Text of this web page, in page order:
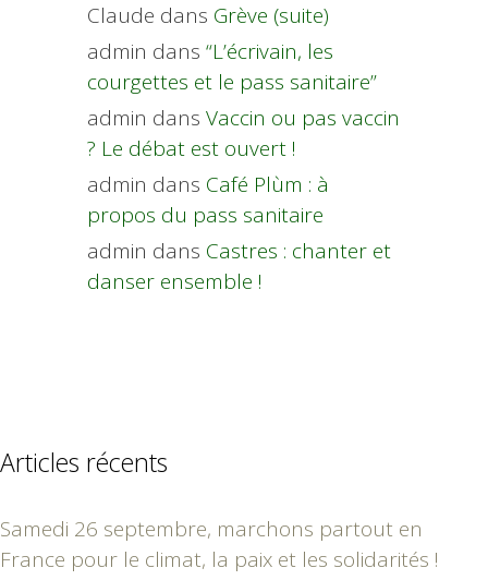
Claude dans Grève (suite)
admin dans “L’écrivain, les
courgettes et le pass sanitaire”
admin dans Vaccin ou pas vaccin
? Le débat est ouvert !
admin dans Café Plùm : à
propos du pass sanitaire
admin dans Castres : chanter et
danser ensemble !
Articles récents
Samedi 26 septembre, marchons partout en
France pour le climat, la paix et les solidarités !